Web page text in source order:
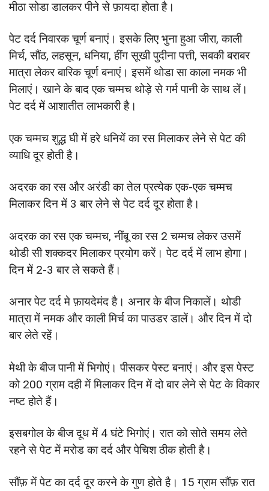
मीठा सोडा डालकर पीने से फ़ायदा होता है।
पेट दर्द निवारक चूर्ण बनाएं। इसके लिए भुना हुआ जीरा, काली
मिर्च, सौंठ, लहसून, धनिया, हींग सूखी पुदीना पत्ती, सबकी बराबर
मात्रा लेकर बारिक चूर्ण बनाएं। इसमें थोडा सा काला नमक भी
मिलाएं। खाने के बाद एक चम्मच थोड़े से गर्म पानी के साथ लें।
पेट दर्द में आशातीत लाभकारी है।
एक चम्मच शुद्ध घी में हरे धनियें का रस मिलाकर लेने से पेट की
व्याधि दूर होती है।
अदरक का रस और अरंडी का तेल प्रत्येक एक-एक चम्मच
मिलाकर दिन में 3 बार लेने से पेट दर्द दूर होता है।
अदरक का रस एक चम्मच, नींबू का रस 2 चम्मच लेकर उसमें
थोडी सी शक्कदर मिलाकर प्रयोग करें। पेट दर्द में लाभ होगा।
दिन में 2-3 बार ले सकते हैं।
अनार पेट दर्द मे फ़ायदेमंद है। अनार के बीज निकालें। थोडी
मात्रा में नमक और काली मिर्च का पाउडर डालें। और दिन में दो
बार लेते रहें।
मेथी के बीज पानी में भिगोएं। पीसकर पेस्ट बनाएं। और इस पेस्ट
को 200 ग्राम दही में मिलाकर दिन में दो बार लेने से पेट के विकार
नष्ट होते हैं।
इसबगोल के बीज दूध में 4 घंटे भिगोएं। रात को सोते समय लेते
रहने से पेट में मरोड का दर्द और पेचिश ठीक होती है।
सौंफ़ में पेट का दर्द दूर करने के गुण होते है। 15 ग्राम सौंफ़ रात